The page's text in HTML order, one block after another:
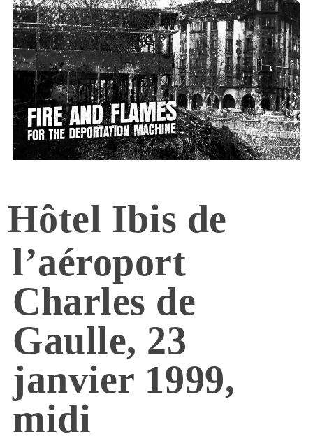
Hôtel Ibis de
l’aéroport
Charles de
Gaulle, 23
janvier 1999,
midi